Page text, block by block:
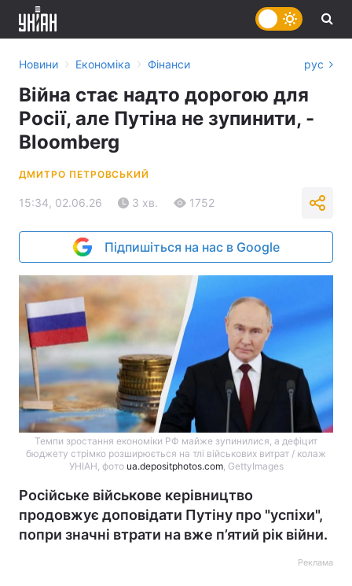
Новини › Економіка › Фінанси рус
Війна стає надто дорогою для
Росії, але Путіна не зупинити, -
Bloomberg
ДМИТРО ПЕТРОВСЬКИЙ
15:34, 02.06.26 3 хв. 1752
Підпишіться на нас в Google
Темпи зростання економіки РФ майже зупинилися, а дефіцит
бюджету стрімко розширюється на тлі військових витрат / колаж
УНІАН, фото ua.depositphotos.com, GettyImages
Російське військове керівництво
продовжує доповідати Путіну про "успіхи",
попри значні втрати на вже п’ятий рік війни.
Реклама